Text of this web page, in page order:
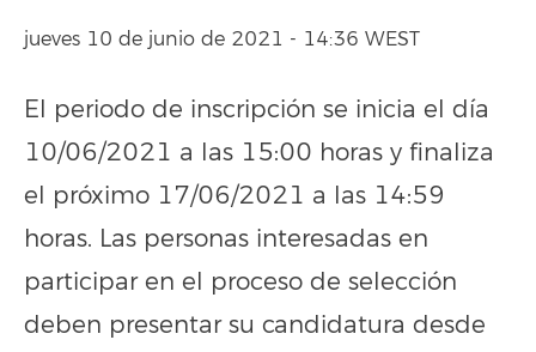
jueves 10 de junio de 2021 - 14:36 WEST
El periodo de inscripción se inicia el día
10/06/2021 a las 15:00 horas y finaliza
el próximo 17/06/2021 a las 14:59
horas. Las personas interesadas en
participar en el proceso de selección
deben presentar su candidatura desde